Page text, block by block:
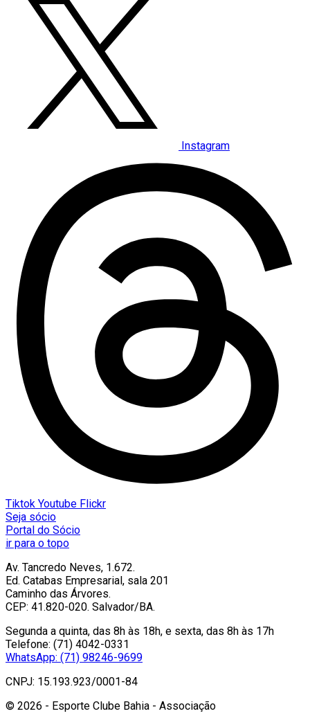
Instagram
Tiktok Youtube Flickr
Seja sócio
Portal do Sócio
ir para o topo
Av. Tancredo Neves, 1.672.
Ed. Catabas Empresarial, sala 201
Caminho das Árvores.
CEP: 41.820-020. Salvador/BA.
Segunda a quinta, das 8h às 18h, e sexta, das 8h às 17h
Telefone: (71) 4042-0331
WhatsApp: (71) 98246-9699
CNPJ: 15.193.923/0001-84
© 2026 - Esporte Clube Bahia - Associação